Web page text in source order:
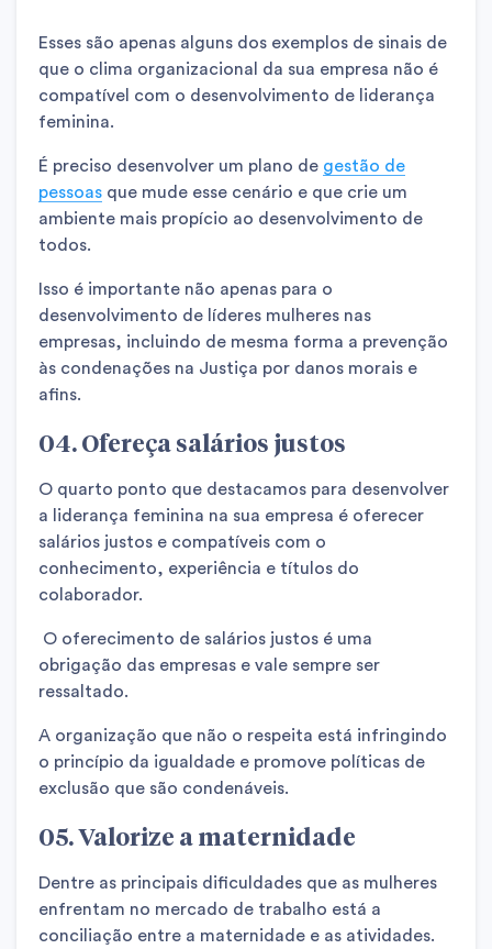
Esses são apenas alguns dos exemplos de sinais de
que o clima organizacional da sua empresa não é
compatível com o desenvolvimento de liderança
feminina.
É preciso desenvolver um plano de gestão de
pessoas que mude esse cenário e que crie um
ambiente mais propício ao desenvolvimento de
todos.
Isso é importante não apenas para o
desenvolvimento de líderes mulheres nas
empresas, incluindo de mesma forma a prevenção
às condenações na Justiça por danos morais e
afins.
04. Ofereça salários justos
O quarto ponto que destacamos para desenvolver
a liderança feminina na sua empresa é oferecer
salários justos e compatíveis com o
conhecimento, experiência e títulos do
colaborador.
O oferecimento de salários justos é uma
obrigação das empresas e vale sempre ser
ressaltado.
A organização que não o respeita está infringindo
o princípio da igualdade e promove políticas de
exclusão que são condenáveis.
05. Valorize a maternidade
Dentre as principais dificuldades que as mulheres
enfrentam no mercado de trabalho está a
conciliação entre a maternidade e as atividades.